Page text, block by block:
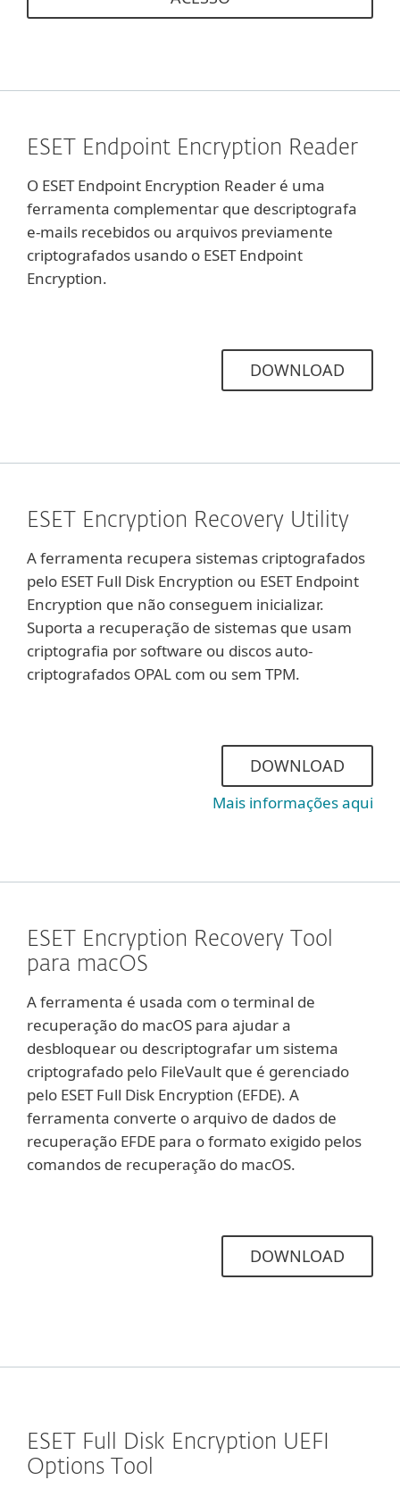
ESET Endpoint Encryption Reader
O ESET Endpoint Encryption Reader é uma
ferramenta complementar que descriptografa
e-mails recebidos ou arquivos previamente
criptografados usando o ESET Endpoint
Encryption.
DOWNLOAD
ESET Encryption Recovery Utility
A ferramenta recupera sistemas criptografados
pelo ESET Full Disk Encryption ou ESET Endpoint
Encryption que não conseguem inicializar.
Suporta a recuperação de sistemas que usam
criptografia por software ou discos auto-
criptografados OPAL com ou sem TPM.
DOWNLOAD
Mais informações aqui
ESET Encryption Recovery Tool
para macOS
A ferramenta é usada com o terminal de
recuperação do macOS para ajudar a
desbloquear ou descriptografar um sistema
criptografado pelo FileVault que é gerenciado
pelo ESET Full Disk Encryption (EFDE). A
ferramenta converte o arquivo de dados de
recuperação EFDE para o formato exigido pelos
comandos de recuperação do macOS.
DOWNLOAD
ESET Full Disk Encryption UEFI
Options Tool